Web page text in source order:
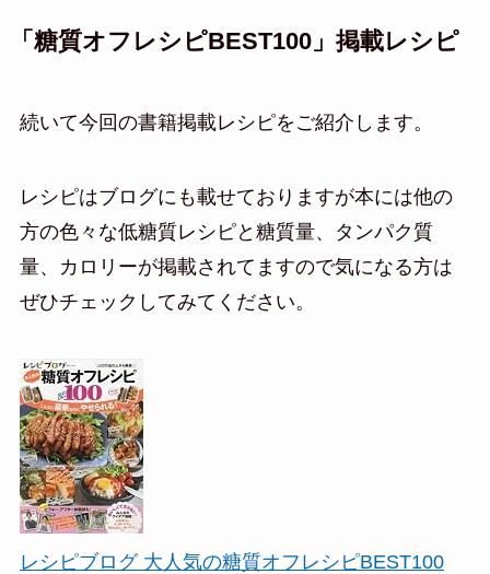
「糖質オフレシピBEST100」掲載レシピ
続いて今回の書籍掲載レシピをご紹介します。
レシピはブログにも載せておりますが本には他の
方の色々な低糖質レシピと糖質量、タンパク質
量、カロリーが掲載されてますので気になる方は
ぜひチェックしてみてください。
レシピブログ 大人気の糖質オフレシピBEST100